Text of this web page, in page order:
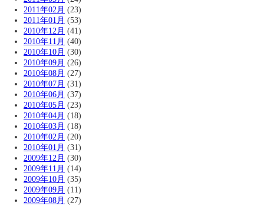
2011年02月 (23)
2011年01月 (53)
2010年12月 (41)
2010年11月 (40)
2010年10月 (30)
2010年09月 (26)
2010年08月 (27)
2010年07月 (31)
2010年06月 (37)
2010年05月 (23)
2010年04月 (18)
2010年03月 (18)
2010年02月 (20)
2010年01月 (31)
2009年12月 (30)
2009年11月 (14)
2009年10月 (35)
2009年09月 (11)
2009年08月 (27)